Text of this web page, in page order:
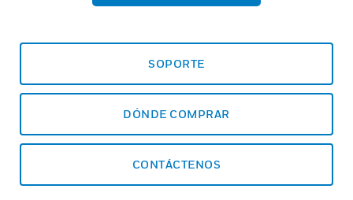
SOPORTE
DÓNDE COMPRAR
CONTÁCTENOS